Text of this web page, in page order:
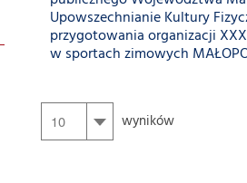
Upowszechnianie Kultury
przygotowania organizacji
w sportach zimowych
wyników